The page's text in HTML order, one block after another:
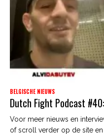
BELGISCHE NIEUWS
Dutch Fight Podcast
Voor meer nieuws en
of scroll verder op de site